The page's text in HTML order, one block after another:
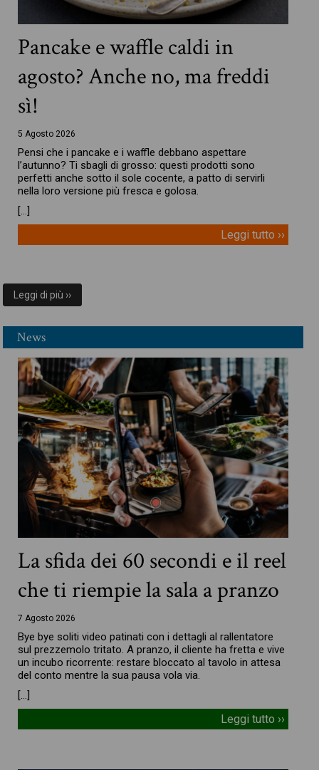
Pancake e waffle caldi in
agosto? Anche no, ma freddi
sì!
5 Agosto 2026
Pensi che i pancake e i waffle debbano aspettare
l’autunno? Ti sbagli di grosso: questi prodotti sono
perfetti anche sotto il sole cocente, a patto di servirli
nella loro versione più fresca e golosa.
[…]
Leggi tutto ››
Leggi di più ››
News
La sfida dei 60 secondi e il reel
che ti riempie la sala a pranzo
7 Agosto 2026
Bye bye soliti video patinati con i dettagli al rallentatore
sul prezzemolo tritato. A pranzo, il cliente ha fretta e vive
un incubo ricorrente: restare bloccato al tavolo in attesa
del conto mentre la sua pausa vola via.
[…]
Leggi tutto ››